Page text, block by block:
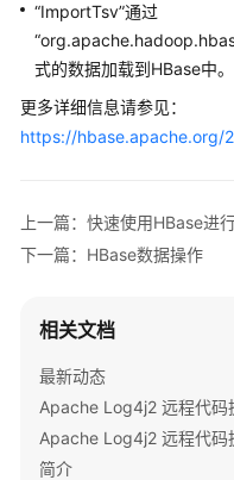
产
品
介
计
明
入
用
户
指
“ImportTsv”通过
式的数据加载到HBase中。
更多详细信息请参见：
https://hbase.apache.org/
上一篇：快速使用HBase进
下一篇：HBase数据操作
相关文档
最新动态
简介